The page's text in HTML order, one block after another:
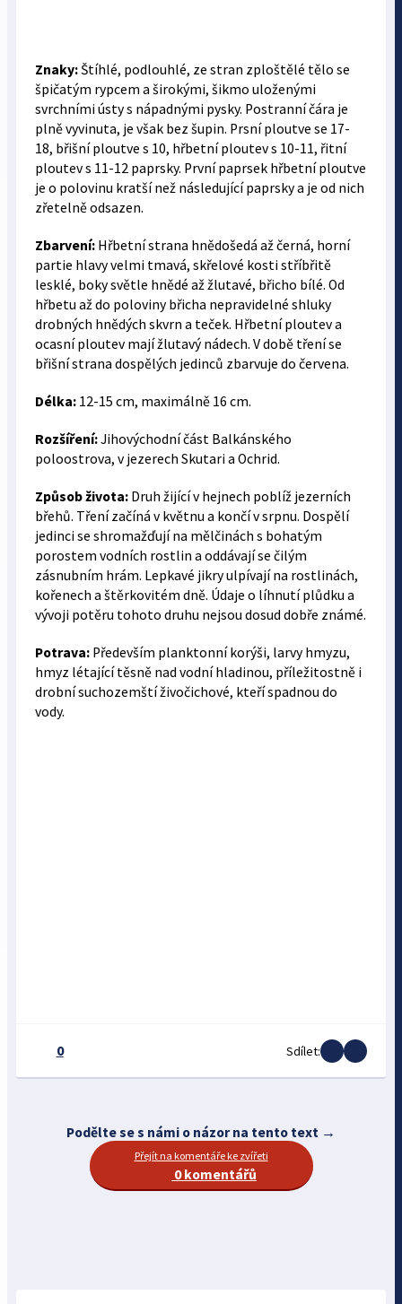
Znaky:Štíhlé, podlouhlé, ze stran zploštělé tělo se
špičatým rypcem a širokými, šikmo uloženými
svrchními ústy s nápadnými pysky. Postranní čára je
plně vyvinuta, je však bez šupin. Prsní ploutve se 17-
18, břišní ploutve s 10, hřbetní ploutev s 10-11, řitní
ploutev s 11-12 paprsky. První paprsek hřbetní ploutve
je o polovinu kratší než následující paprsky a je od nich
zřetelně odsazen.
Zbarvení:Hřbetní strana hnědošedá až černá, horní
partie hlavy velmi tmavá, skřelové kosti stříbřitě
lesklé, boky světle hnědé až žlutavé, břicho bílé. Od
hřbetu až do poloviny břicha nepravidelné shluky
drobných hnědých skvrn a teček. Hřbetní ploutev a
ocasní ploutev mají žlutavý nádech. V době tření se
břišní strana dospělých jedinců zbarvuje do červena.
Délka:12-15 cm, maximálně 16 cm.
Rozšíření:Jihovýchodní část Balkánského
poloostrova, v jezerech Skutari a Ochrid.
Způsob života:Druh žijící v hejnech poblíž jezerních
břehů. Tření začíná v květnu a končí v srpnu. Dospělí
jedinci se shromažďují na mělčinách s bohatým
porostem vodních rostlin a oddávají se čilým
zásnubním hrám. Lepkavé jikry ulpívají na rostlinách,
kořenech a štěrkovitém dně. Údaje o líhnutí plůdku a
vývoji potěru tohoto druhu nejsou dosud dobře známé.
Potrava:Především planktonní korýši, larvy hmyzu,
hmyz létající těsně nad vodní hladinou, příležitostně i
drobní suchozemští živočichové, kteří spadnou do
vody.
0 Sdílet:
Podělte se s námi o názor na tento text →
Přejít na komentáře ke zvířeti
0 komentářů